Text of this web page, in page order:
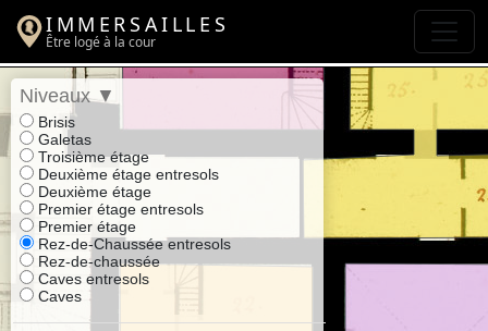
IMMERSAILLES
Être logé à la cour
Niveaux▼
Brisis
Galetas
Troisième étage
Deuxième étage entresols
Deuxième étage
Premier étage entresols
Premier étage
Rez-de-Chaussée entresols
Rez-de-chaussée
Caves entresols
Caves